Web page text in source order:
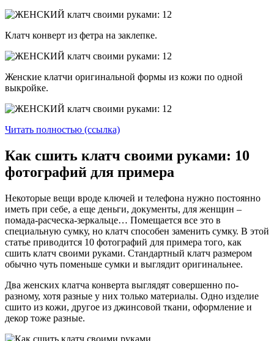
Клатч конверт из фетра на заклепке.
Женские клатчи оригинальной формы из кожи по одной
выкройке.
Читать полностью (ссылка)
Как сшить клатч своими руками: 10
фотографий для примера
Некоторые вещи вроде ключей и телефона нужно постоянно
иметь при себе, а еще деньги, документы, для женщин –
помада-расческа-зеркальце… Помещается все это в
специальную сумку, но клатч способен заменить сумку. В этой
статье приводится 10 фотографий для примера того, как
сшить клатч своими руками. Стандартный клатч размером
обычно чуть поменьше сумки и выглядит оригинальнее.
Два женских клатча конверта выглядят совершенно по-
разному, хотя разные у них только материалы. Одно изделие
сшито из кожи, другое из джинсовой ткани, оформление и
декор тоже разные.